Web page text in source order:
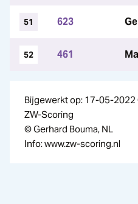
51 623
52 461
Bijgewerkt op: 17-05-2022
ZW-Scoring
© Gerhard Bouma, NL
Info: www.zw-scoring.nl